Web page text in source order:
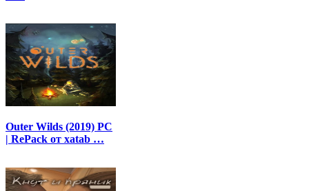
Outer Wilds (2019) PC
| RePack от xatab …